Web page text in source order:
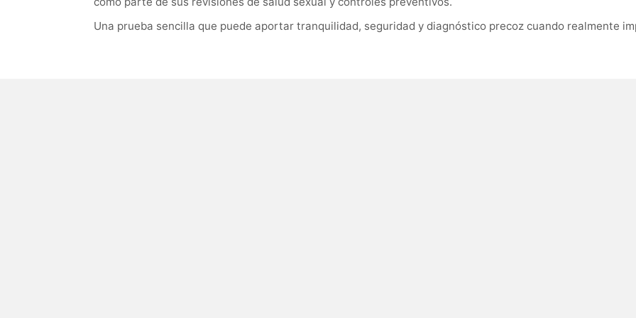
Una prueba sencilla que puede aportar tranquilidad, seguridad y diagnóstico precoz cuando realmente